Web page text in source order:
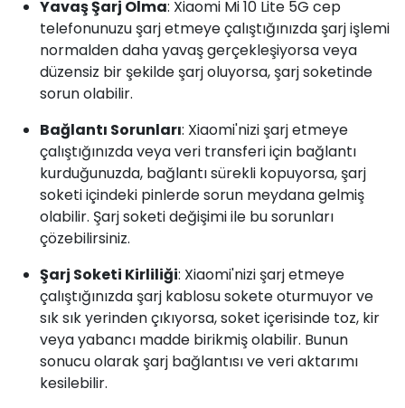
Yavaş Şarj Olma: Xiaomi Mi 10 Lite 5G cep
telefonunuzu şarj etmeye çalıştığınızda şarj işlemi
normalden daha yavaş gerçekleşiyorsa veya
düzensiz bir şekilde şarj oluyorsa, şarj soketinde
sorun olabilir.
Bağlantı Sorunları: Xiaomi'nizi şarj etmeye
çalıştığınızda veya veri transferi için bağlantı
kurduğunuzda, bağlantı sürekli kopuyorsa, şarj
soketi içindeki pinlerde sorun meydana gelmiş
olabilir. Şarj soketi değişimi ile bu sorunları
çözebilirsiniz.
Şarj Soketi Kirliliği: Xiaomi'nizi şarj etmeye
çalıştığınızda şarj kablosu sokete oturmuyor ve
sık sık yerinden çıkıyorsa, soket içerisinde toz, kir
veya yabancı madde birikmiş olabilir. Bunun
sonucu olarak şarj bağlantısı ve veri aktarımı
kesilebilir.